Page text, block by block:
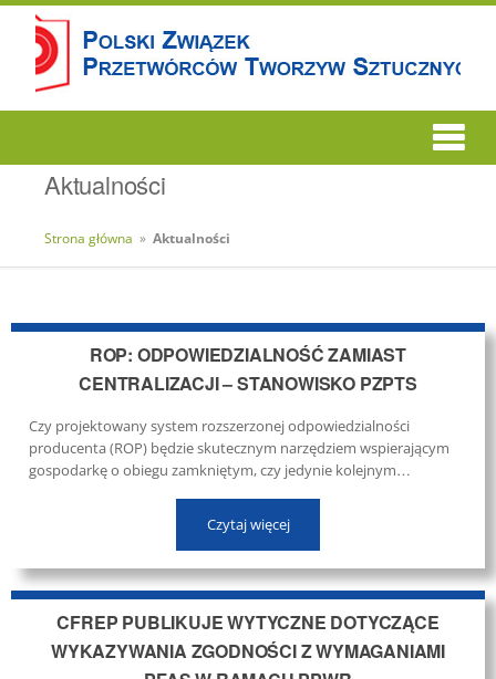
Aktualności
Strona główna » Aktualności
ROP: ODPOWIEDZIALNOŚĆ ZAMIAST
CENTRALIZACJI – STANOWISKO PZPTS
Czy projektowany system rozszerzonej odpowiedzialności
producenta (ROP) będzie skutecznym narzędziem wspierającym
gospodarkę o obiegu zamkniętym, czy jedynie kolejnym
stawia Polski Związek Przetwórców Tworzyw Sztucznych w
najnowszym komentarzu Dyrektora Generalnego PZPTS, Roberta
Czytaj więcej
CFREP PUBLIKUJE WYTYCZNE DOTYCZĄCE
WYKAZYWANIA ZGODNOŚCI Z WYMAGANIAMI